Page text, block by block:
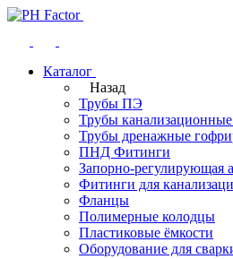
Каталог
Назад
Трубы ПЭ
Трубы
Трубы дренажные
ПНД Фитинги
Запорно-регулирующая
Фитинги для
Фланцы
Полимерные колодцы
Пластиковые ёмкости
Оборудование для